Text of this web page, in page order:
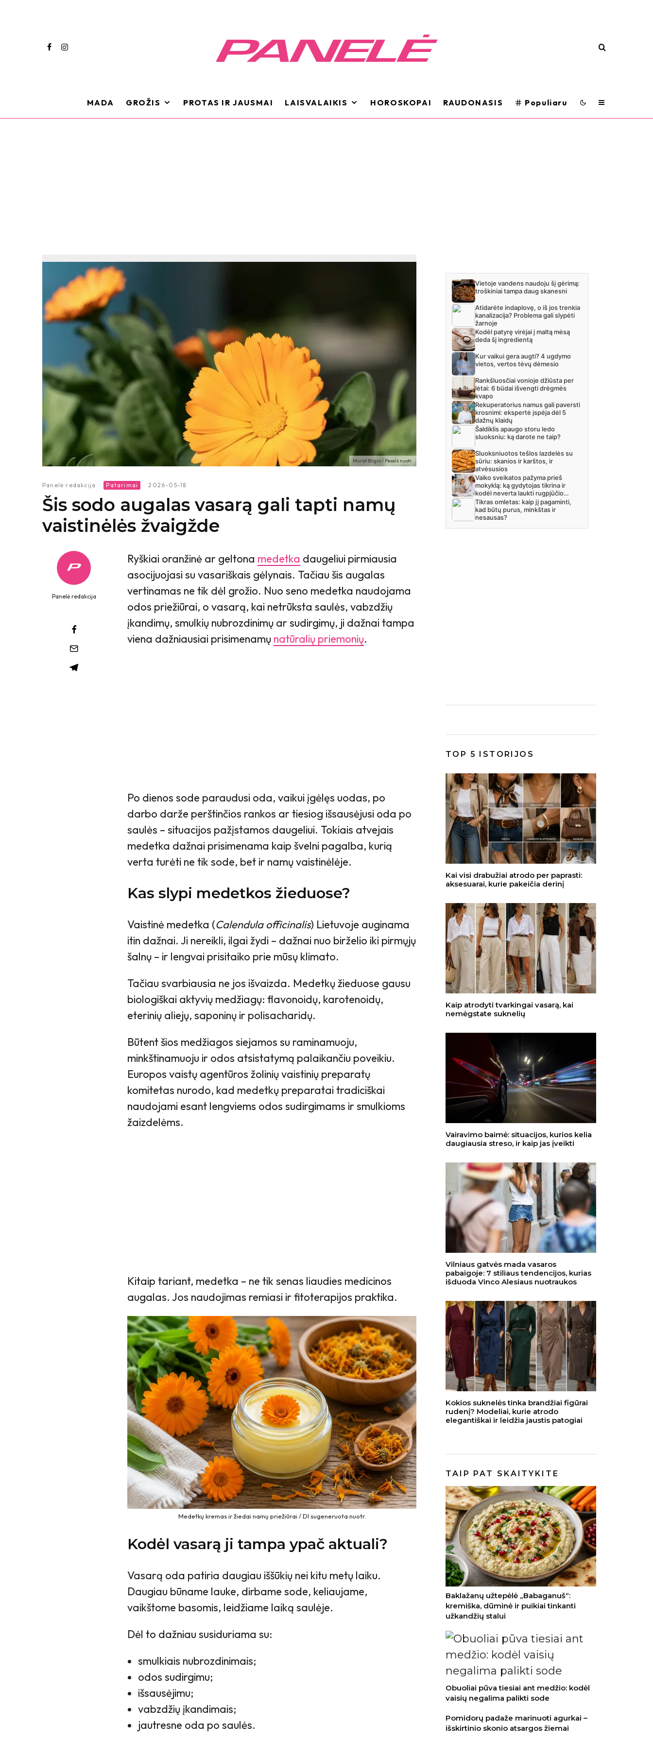
MADA GROŽIS PROTAS IR JAUSMAI LAISVALAIKIS HOROSKOPAI RAUDONASIS Populiaru
Murat Bilgin / Pexels nuotr.
Panelė redakcija · Patarimai · 2026-05-18
Šis sodo augalas vasarą gali tapti namų
vaistinėlės žvaigžde
Panelė redakcija
Ryškiai oranžinė ar geltona medetka daugeliui pirmiausia
asocijuojasi su vasariškais gėlynais. Tačiau šis augalas
vertinamas ne tik dėl grožio. Nuo seno medetka naudojama
odos priežiūrai, o vasarą, kai netrūksta saulės, vabzdžių
įkandimų, smulkių nubrozdinimų ar sudirgimų, ji dažnai tampa
viena dažniausiai prisimenamų natūralių priemonių.
Po dienos sode paraudusi oda, vaikui įgėlęs uodas, po
darbo darže perštinčios rankos ar tiesiog išsausėjusi oda po
saulės – situacijos pažįstamos daugeliui. Tokiais atvejais
medetka dažnai prisimenama kaip švelni pagalba, kurią
verta turėti ne tik sode, bet ir namų vaistinėlėje.
Kas slypi medetkos žieduose?
Vaistinė medetka (Calendula officinalis) Lietuvoje auginama
itin dažnai. Ji nereikli, ilgai žydi – dažnai nuo birželio iki pirmųjų
šalnų – ir lengvai prisitaiko prie mūsų klimato.
Tačiau svarbiausia ne jos išvaizda. Medetkų žieduose gausu
biologiškai aktyvių medžiagų: flavonoidų, karotenoidų,
eterinių aliejų, saponinų ir polisacharidų.
Būtent šios medžiagos siejamos su raminamuoju,
minkštinamuoju ir odos atsistatymą palaikančiu poveikiu.
Europos vaistų agentūros žolinių vaistinių preparatų
komitetas nurodo, kad medetkų preparatai tradiciškai
naudojami esant lengviems odos sudirgimams ir smulkioms
žaizdelėms.
Kitaip tariant, medetka – ne tik senas liaudies medicinos
augalas. Jos naudojimas remiasi ir fitoterapijos praktika.
Medetkų kremas ir žiedai namų priežiūrai / DI sugeneruota nuotr.
Kodėl vasarą ji tampa ypač aktuali?
Vasarą oda patiria daugiau iššūkių nei kitu metų laiku.
Daugiau būname lauke, dirbame sode, keliaujame,
vaikštome basomis, leidžiame laiką saulėje.
Dėl to dažniau susiduriama su:
smulkiais nubrozdinimais;
odos sudirgimu;
išsausėjimu;
vabzdžių įkandimais;
jautresne oda po saulės.
TOP 5 ISTORIJOS
Kai visi drabužiai atrodo per paprasti:
aksesuarai, kurie pakeičia derinį
Kaip atrodyti tvarkingai vasarą, kai
nemėgstate suknelių
Vairavimo baimė: situacijos, kurios kelia
daugiausia streso, ir kaip jas įveikti
Vilniaus gatvės mada vasaros
pabaigoje: 7 stiliaus tendencijos, kurias
išduoda Vinco Alesiaus nuotraukos
Kokios suknelės tinka brandžiai figūrai
rudenį? Modeliai, kurie atrodo
elegantiškai ir leidžia jaustis patogiai
TAIP PAT SKAITYKITE
Baklažanų užtepėlė „Babaganuš“:
kremiška, dūminė ir puikiai tinkanti
užkandžių stalui
Obuoliai pūva tiesiai ant medžio: kodėl
vaisių negalima palikti sode
Pomidorų padaže marinuoti agurkai –
išskirtinio skonio atsargos žiemai